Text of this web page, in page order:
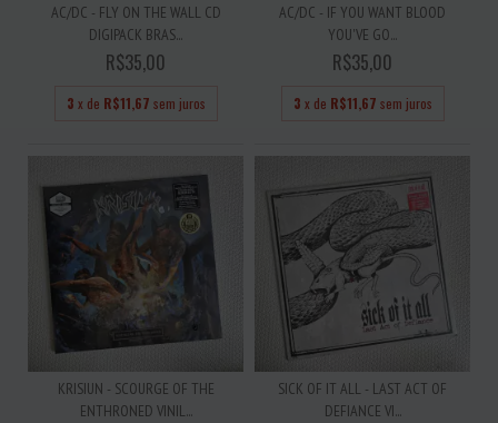
AC/DC - FLY ON THE WALL CD
DIGIPACK BRAS...
R$35,00
3 x de R$11,67 sem juros
AC/DC - IF YOU WANT BLOOD
YOU'VE GO...
R$35,00
3 x de R$11,67 sem juros
KRISIUN - SCOURGE OF THE
ENTHRONED VINIL...
SICK OF IT ALL - LAST ACT OF
DEFIANCE VI...